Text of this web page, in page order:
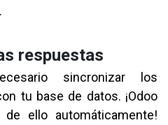
respuestas
sincronizar los
tu base de datos. ¡Odoo
ello automáticamente!